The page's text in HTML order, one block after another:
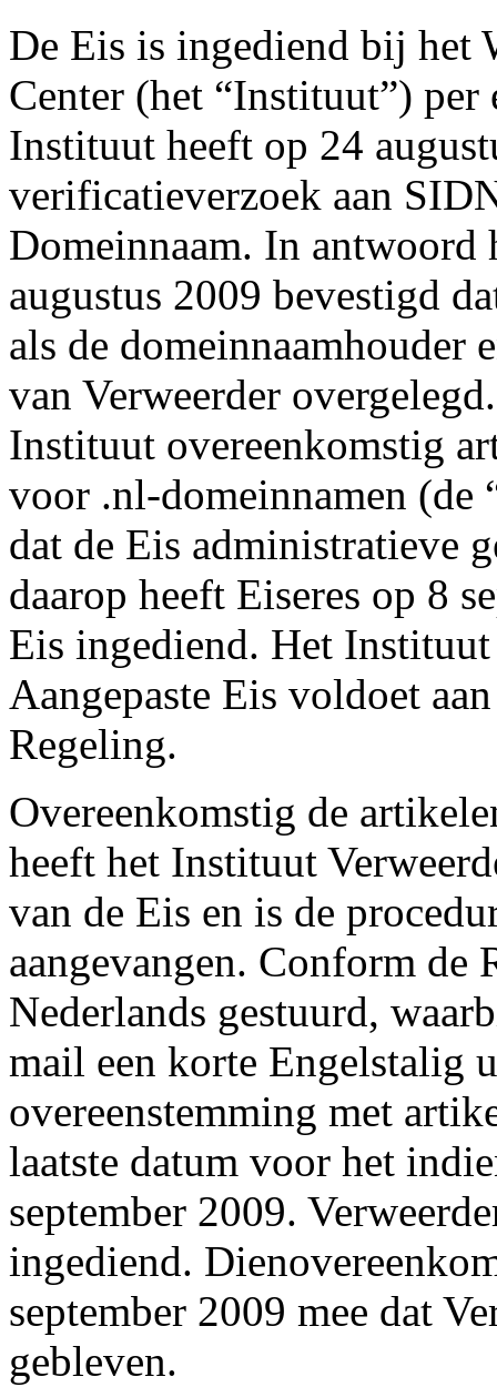
De Eis is ingediend bij
Center (het “Instituut”)
Instituut heeft op 24
verificatieverzoek aan
Domeinnaam. In
augustus 2009 bevestigd
als de domeinnaamhouder
van Verweerder
Instituut overeenkomstig
voor .nl-domeinnamen (de
dat de Eis administratieve
daarop heeft Eiseres op 8
Eis ingediend. Het
Aangepaste Eis voldoet
Regeling.
Overeenkomstig de
heeft het Instituut
van de Eis en is de
aangevangen. Conform de
Nederlands gestuurd,
mail een korte Engelstalig
overeenstemming met
laatste datum voor het
september 2009.
ingediend.
september 2009 mee dat
gebleven.